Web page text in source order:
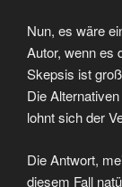
Nun, es wäre
Autor, wenn es
Skepsis ist
Die
lohnt sich der
Die Antwort,
diesem Fall